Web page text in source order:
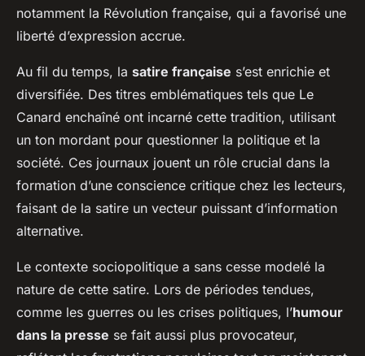
notamment la Révolution française, qui a favorisé une
liberté d’expression accrue.
Au fil du temps, la satire française s’est enrichie et
diversifiée. Des titres emblématiques tels que Le
Canard enchaîné ont incarné cette tradition, utilisant
un ton mordant pour questionner la politique et la
société. Ces journaux jouent un rôle crucial dans la
formation d’une conscience critique chez les lecteurs,
faisant de la satire un vecteur puissant d’information
alternative.
Le contexte sociopolitique a sans cesse modelé la
nature de cette satire. Lors de périodes tendues,
comme les guerres ou les crises politiques, l’humour
dans la presse se fait aussi plus provocateur,